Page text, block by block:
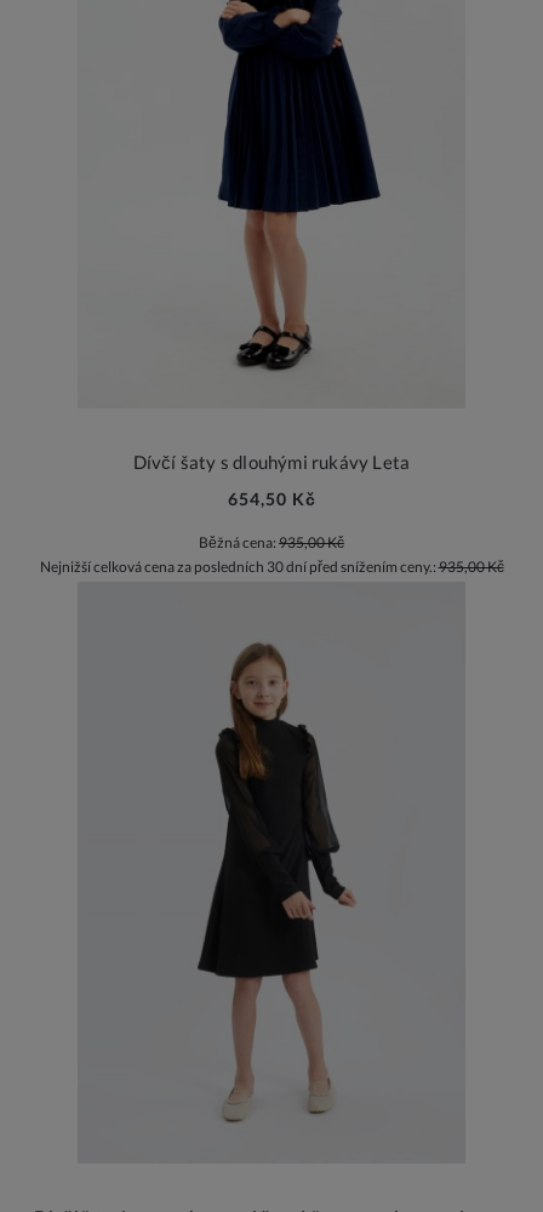
Dívčí šaty s dlouhými rukávy Leta
654,50 Kč
Běžná cena: 935,00 Kč
Nejnižší celková cena za posledních 30 dní před snížením ceny.:935,00 Kč